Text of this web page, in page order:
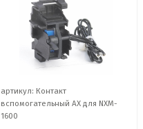
артикул: Контакт
вспомогательный AX для NXM-
1600